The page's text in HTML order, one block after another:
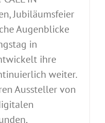
Jubiläumsfeier
Augenblicke
in
ihre
weiter.
Aussteller von